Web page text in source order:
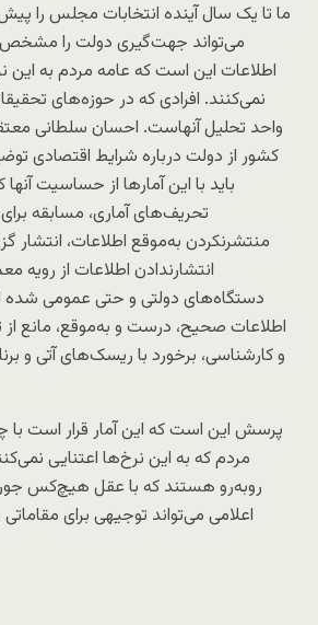
ما تا یک سال آینده انتخابات مجلس را پیش
می‌تواند جهت‌گیری دولت را مشخص
اطلاعات این است که عامه مردم به این
نمی‌کنند. افرادی که در حوزه‌های
واحد تحلیل آنهاست. احسان سلطانی
کشور از دولت درباره شرایط اقتصادی
باید با این آمارها از حساسیت
تحریف‌های آماری، مسابقه
منتشرنکردن به‌موقع اطلاعات، انتشار
انتشارندادن اطلاعات از رویه
دستگاه‌های دولتی و حتی عمومی شده
اطلاعات صحیح، درست و به‌موقع، مانع
و کارشناسی، برخورد با ریسک‌های آتی و
پرسش این است که این آمار قرار است
مردم که به این نرخ‌ها اعتنایی
روبه‌رو هستند که با عقل هیچ‌کس جور
اعلامی می‌تواند توجیهی برای